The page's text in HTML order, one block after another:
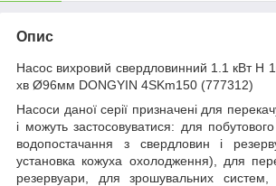
Опис
Насос вихровий свердловинний 1.1 кВт H
хв Ø96мм DONGYIN 4SKm150 (777312)
Насоси даної серії призначені для
і можуть застосовуватися: для
водопостачання з свердловин і
установка кожуха охолодження), для
резервуари, для зрошувальних систем,